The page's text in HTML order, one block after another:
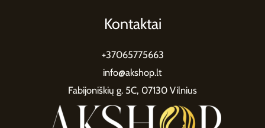
Kontaktai
+37065775663
info@akshop.lt
Fabijoniškių g. 5C, 07130 Vilnius